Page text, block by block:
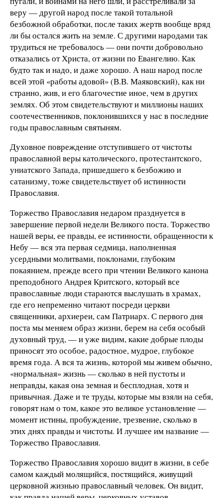
веру — другой народ после такой тотальной
безбожной обработки, после таких жертв вообще вряд
ли бы остался жить на земле. С другими народами так
трудиться не требовалось — они почти добровольно
отказались от Христа, от жизни по Евангелию. Как
будто так и надо, и даже хорошо. А наш народ после
всей этой «работы адовой» (В.В. Маяковский), как ни
странно, жив, и его благочестие иное, чем в других
землях. Об этом свидетельствуют и миллионы наших
соотечественников, поклонившихся у нас в последние
годы православным святыням.
Духовное повреждение отступившего от чистоты
православной веры католического, протестантского,
униатского Запада, пришедшего к безбожию и
сатанизму, тоже свидетельствует об истинности
Православия.
Торжество Православия недаром празднуется в
завершение первой недели Великого поста. Торжество
нашей веры, ее правды, ее истинности, обращенности к
Небу — вся эта первая седмица, наполненная
усердными молитвами, поклонами, глубоким
покаянием, прежде всего при чтении Великого канона
преподобного Андрея Критского, который все
православные люди стараются выслушать в храмах,
где его непременно читают посреди церкви
священники, архиереи, сам Патриарх. С первого дня
поста мы меняем образ жизни, берем на себя особый
духовный труд, — и уже видим, какие добрые плоды
приносят это особое, радостное, мудрое, глубокое
время года. А вся та жизнь, которой мы живем обычно,
«нормальная» жизнь — сколько в ней пустоты и
неправды, какая она земная и бесплодная, хотя и
привычная. Даже и те труды, которые мы взяли на себя,
говорят нам о том, какое это великое установление —
момент истины, пробуждение, трезвение, сколько в
этих днях правды и чистоты. И лучшее им название —
Торжество Православия.
Торжество Православия хорошо видит в жизни, в себе
самом каждый молящийся, постящийся, живущий
церковной жизнью православный человек. Он видит,